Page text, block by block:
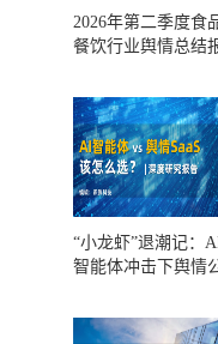
2026年第二季度食
餐饮行业舆情总结
测
“小龙虾”退潮记：
智能体冲击下舆情